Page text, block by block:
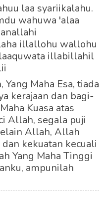
laa syariikalahu.
wahuwa 'alaa
illallohu wallohu
illabillahil
Maha Esa, tiada
kerajaan dan bagi-
Kuasa atas
Allah, segala puji
Allah, Allah
kekuatan kecuali
Yang Maha Tinggi
ampunilah